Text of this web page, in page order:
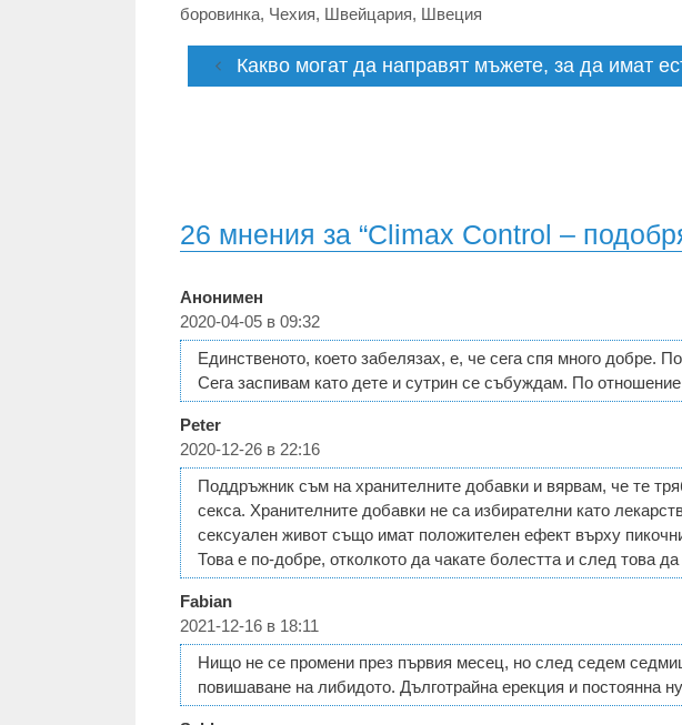
боровинка, Чехия, Швейцария, Швеция
Какво могат да направят мъжете, за да имат
26 мнения за “Climax Control –
Анонимен
2020-04-05 в 09:32
Единственото, което забелязах, е, че сега спя много добре.
Сега заспивам като дете и сутрин се събуждам. По
Peter
2020-12-26 в 22:16
Поддръжник съм на хранителните добавки и вярвам, че те
секса. Хранителните добавки не са избирателни като
сексуален живот също имат положителен ефект върху
Това е по-добре, отколкото да чакате болестта и след това
Fabian
2021-12-16 в 18:11
Нищо не се промени през първия месец, но след седем
повишаване на либидото. Дълготрайна ерекция и постоянна